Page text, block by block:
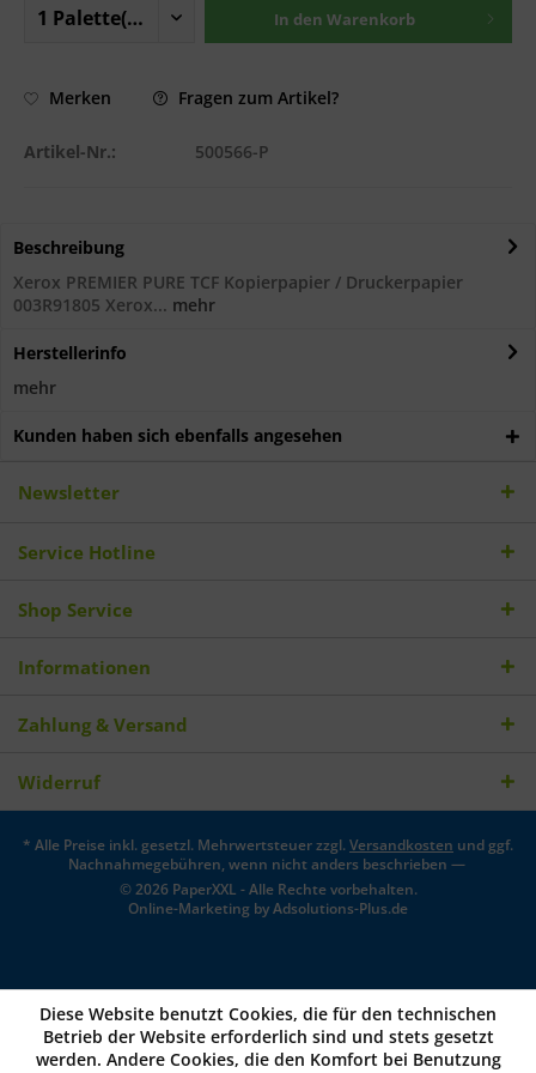
In den Warenkorb
Merken Fragen zum Artikel?
Artikel-Nr.: 500566-P
Beschreibung
Xerox PREMIER PURE TCF Kopierpapier / Druckerpapier
003R91805 Xerox... mehr
Herstellerinfo
mehr
Kunden haben sich ebenfalls angesehen
Newsletter
Service Hotline
Shop Service
Informationen
Zahlung & Versand
Widerruf
* Alle Preise inkl. gesetzl. Mehrwertsteuer zzgl.Versandkosten und ggf.
Nachnahmegebühren, wenn nicht anders beschrieben —
© 2026 PaperXXL - Alle Rechte vorbehalten.
Online-Marketing byAdsolutions-Plus.de
Diese Website benutzt Cookies, die für den technischen
Betrieb der Website erforderlich sind und stets gesetzt
werden. Andere Cookies, die den Komfort bei Benutzung